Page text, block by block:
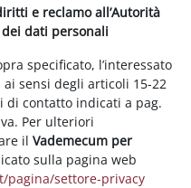
e reclamo all’Autorità
dati personali
specificato, l’interessato
sensi degli articoli 15-22
di contatto indicati a pag.
Per ulteriori
ilVademecum per
sulla pagina web
settore-privacy